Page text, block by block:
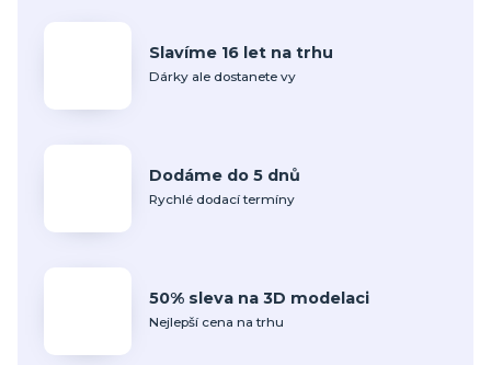
Slavíme 16 let na trhu
Dárky ale dostanete vy
Dodáme do 5 dnů
Rychlé dodací termíny
50% sleva na 3D modelaci
Nejlepší cena na trhu